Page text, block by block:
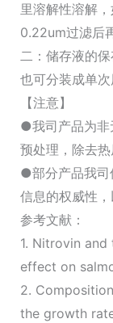
里溶解性溶解
0.22um过滤后
二：储存液的
也可分装成单次
【注意】
●我司产品为非
预处理，除去热
●部分产品我司
信息的权威性，
参考文献：
1. Nitrovin
effect on
2.
the growth